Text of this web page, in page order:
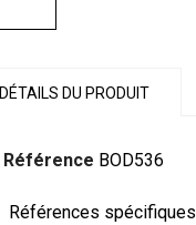
DÉTAILS DU PRODUIT
Référence BOD536
Références spécifiques